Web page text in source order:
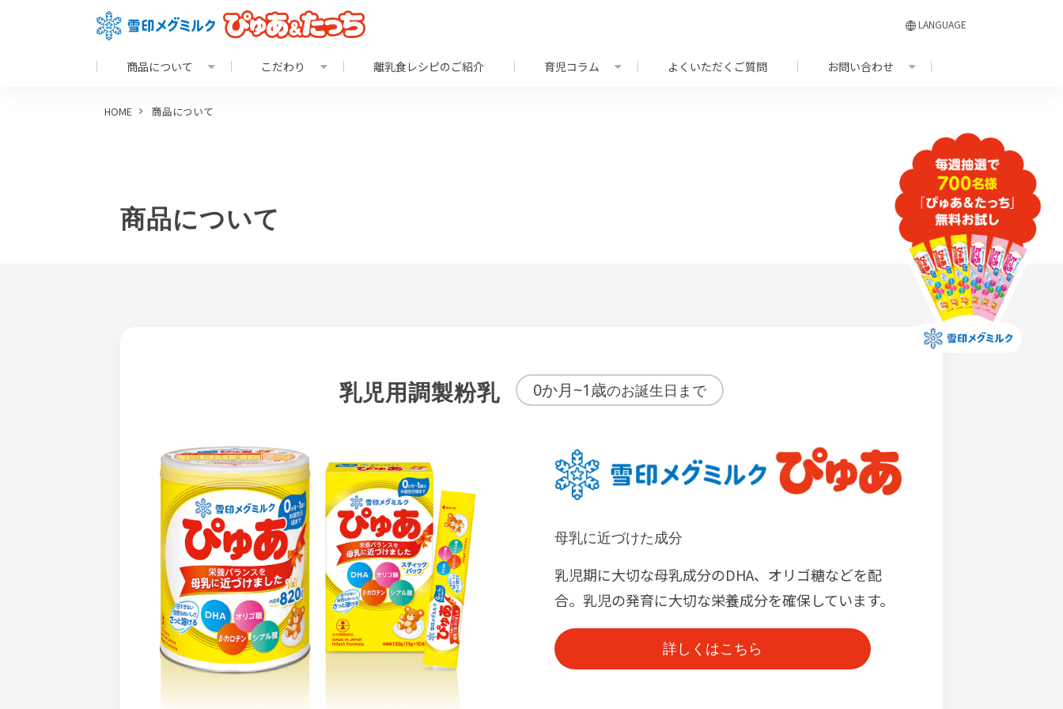
LANGUAGE
商品について こだわり 離乳食レシピのご紹介 育児コラム よくいただくご質問 お問い合わせ
HOME 商品について
商品について
乳児用調製粉乳 0か月~1歳のお誕生日まで
母乳に近づけた成分
乳児期に大切な母乳成分のDHA、オリゴ糖などを配
合。乳児の発育に大切な栄養成分を確保しています。
詳しくはこちら